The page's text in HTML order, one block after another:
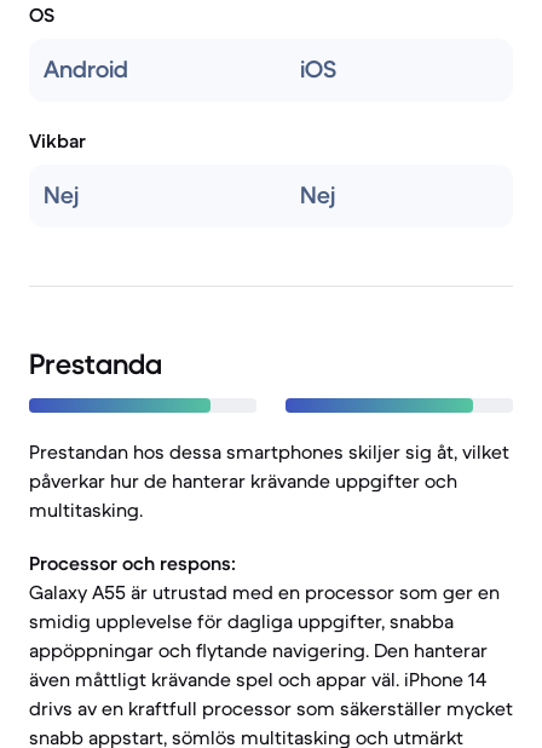
OS
Android iOS
Vikbar
Nej Nej
Prestanda
Prestandan hos dessa smartphones skiljer sig åt, vilket
påverkar hur de hanterar krävande uppgifter och
multitasking.
Processor och respons:
Galaxy A55 är utrustad med en processor som ger en
smidig upplevelse för dagliga uppgifter, snabba
appöppningar och flytande navigering. Den hanterar
även måttligt krävande spel och appar väl. iPhone 14
drivs av en kraftfull processor som säkerställer mycket
snabb appstart, sömlös multitasking och utmärkt